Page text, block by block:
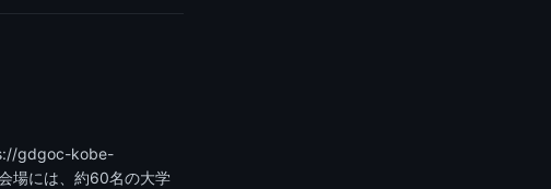
gdgoc-kobe-
場には、約60名の大学